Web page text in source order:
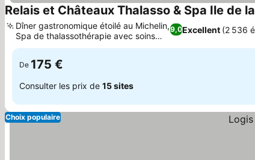
Relais et Châteaux Thalasso & Spa Ile de
9,0Excellent (2 536
Dîner gastronomique étoilé au Michelin,
Spa de thalassothérapie avec soins
marins
De 175 €
Consulter les prix de 15 sites
Choix populaire